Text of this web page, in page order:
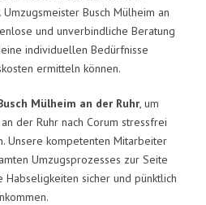
Busch Mülheim an
und unverbindliche Beratung
individuellen Bedürfnisse
ermitteln können.
Mülheim an der Ruhr, um
der Ruhr nach Corum stressfrei
Unsere kompetenten Mitarbeiter
Umzugsprozesses zur Seite
Habseligkeiten sicher und pünktlich